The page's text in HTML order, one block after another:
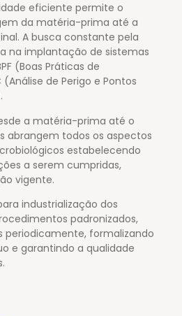
eficiente permite o
da matéria-prima até a
A busca constante pela
na implantação de sistemas
(Boas Práticas de
de Perigo e Pontos
a matéria-prima até o
abrangem todos os aspectos
estabelecendo
a serem cumpridas,
vigente.
industrialização dos
padronizados,
periodicamente, formalizando
e garantindo a qualidade